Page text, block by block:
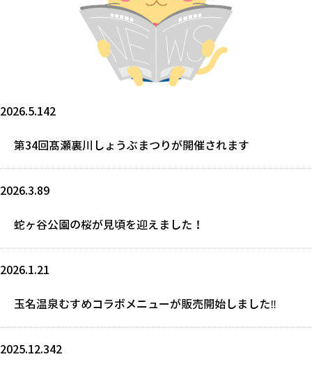
2026.5.142
第34回髙瀬裏川しょうぶまつりが開催されます
2026.3.89
蛇ヶ谷公園の桜が見頃を迎えました！
2026.1.21
玉名温泉むすめコラボメニューが販売開始しました‼
2025.12.342